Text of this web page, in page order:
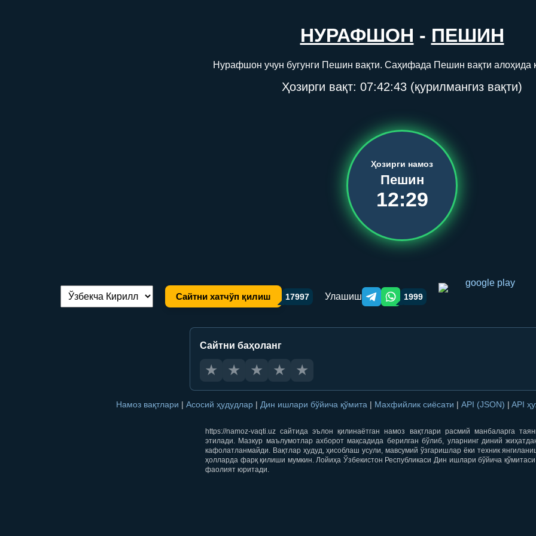
НУРАФШОН - ПЕШИН
Нурафшон учун бугунги Пешин вақти. Саҳифада Пешин вақти алоҳида
Ҳозирги вақт: 07:42:43 (қурилмангиз вақти)
Ҳозирги намоз
Пешин
12:29
Тилни алмаштириш: Сайтни хатчўп қилиш 17997 Улашиш Telegram orqali ulashish
WhatsApp orqali ulashish
1999
Сайтни баҳоланг
★ ★ ★ ★ ★
Намоз вақтлари | Асосий ҳудудлар | Дин ишлари бўйича қўмита | Махфийлик сиёсати | API (JSON) | API
https://namoz-vaqti.uz сайтида эълон қилинаётган намоз вақтлари расмий манбаларга
этилади. Мазкур маълумотлар ахборот мақсадида берилган бўлиб, уларнинг диний
кафолатланмайди. Вақтлар ҳудуд, ҳисоблаш усули, мавсумий ўзгаришлар ёки техник
ҳолларда фарқ қилиши мумкин. Лойиҳа Ўзбекистон Республикаси Дин ишлари бўйича
фаолият юритади.